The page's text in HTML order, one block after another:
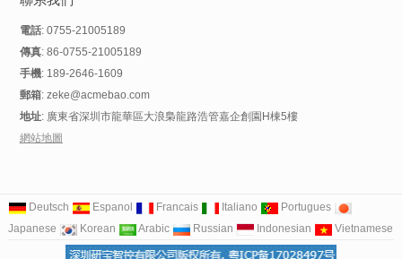
電話: 0755-21005189
傳真: 86-0755-21005189
手機: 189-2646-1609
郵箱: zeke@acmebao.com
地址: 廣東省深圳市龍華區大浪梟龍路浩管嘉企創園H棟5樓
網站地圖
Deutsch Espanol Francais Italiano
Portugues
Japanese
Korean Arabic Russian Indonesian Vietnamese